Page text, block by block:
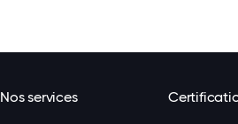
Nos services